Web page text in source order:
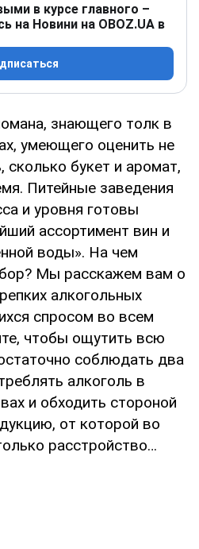
в курсе главного –
на Новини на OBOZ.UA в
знающего толк в
умеющего оценить не
сколько букет и аромат,
Питейные заведения
и уровня готовы
ассортимент вин и
воды». На чем
Мы расскажем вам о
алкогольных
спросом во всем
чтобы ощутить всю
соблюдать два
алкоголь в
и обходить стороной
от которой во
расстройство…